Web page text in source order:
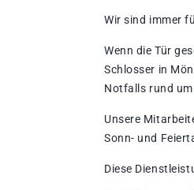
Wir sind immer
Wenn die Tür
Schlosser in
Notfalls rund um
Unsere
Sonn- und
Diese